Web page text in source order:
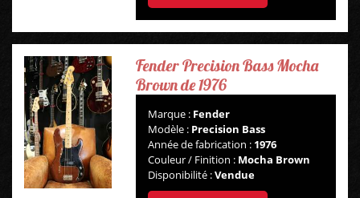
Fender Precision Bass Mocha
Brown de 1976
Marque : Fender
Modèle : Precision Bass
Année de fabrication : 1976
Couleur / Finition : Mocha Brown
Disponibilité :Vendue